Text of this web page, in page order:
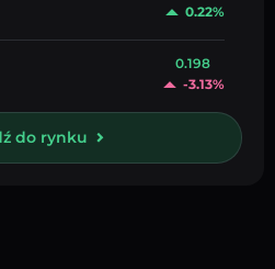
0.22%
0.198
-3.13%
do rynku